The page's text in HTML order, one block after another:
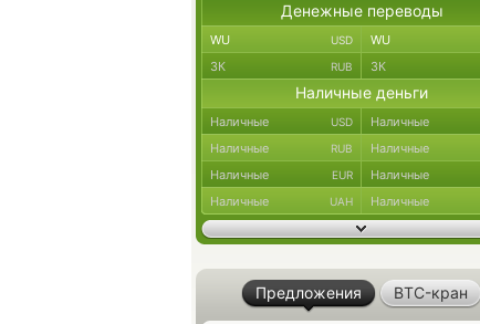
Денежные переводы
WU USD WU
ЗК RUB ЗК
Наличные деньги
Наличные USD Наличные
Наличные RUB Наличные
Наличные EUR Наличные
Наличные UAH Наличные
Предложения BTC-кран